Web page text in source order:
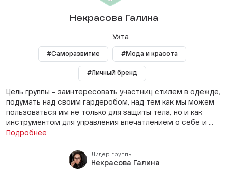
Некрасова Галина
Ухта
#Саморазвитие #Мода и красота
#Личный бренд
Цель группы - заинтересовать участниц стилем в одежде,
подумать над своим гардеробом, над тем как мы можем
пользоваться им не только для защиты тела, но и как
инструментом для управления впечатлением о себе и ...
Подробнее
Лидер группы
Некрасова Галина